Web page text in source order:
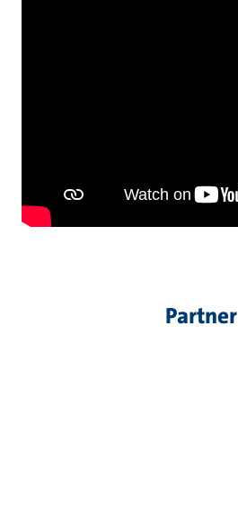
Partner